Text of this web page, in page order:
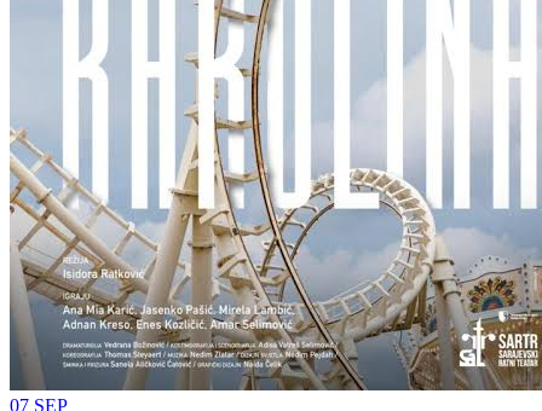
07 SEP